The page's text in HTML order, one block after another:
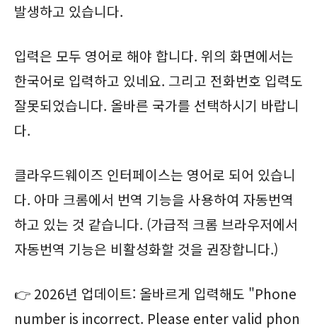
발생하고 있습니다.
입력은 모두 영어로 해야 합니다. 위의 화면에서는
한국어로 입력하고 있네요. 그리고 전화번호 입력도
잘못되었습니다. 올바른 국가를 선택하시기 바랍니
다.
클라우드웨이즈 인터페이스는 영어로 되어 있습니
다. 아마 크롬에서 번역 기능을 사용하여 자동번역
하고 있는 것 같습니다. (가급적 크롬 브라우저에서
자동번역 기능은 비활성화할 것을 권장합니다.)
👉 2026년 업데이트: 올바르게 입력해도 "Phone
number is incorrect. Please enter valid phon